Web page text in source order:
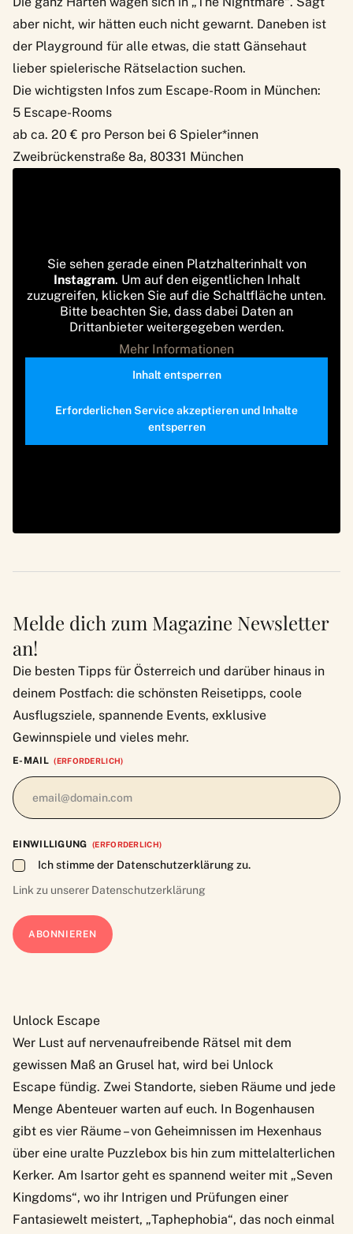
aber nicht, wir hätten euch nicht gewarnt. Daneben ist
der Playground für alle etwas, die statt Gänsehaut
lieber spielerische Rätselaction suchen.
Die wichtigsten Infos zum Escape-Room in München:
5 Escape-Rooms
ab ca. 20 € pro Person bei 6 Spieler*innen
Zweibrückenstraße 8a, 80331 München
Sie sehen gerade einen Platzhalterinhalt von
Instagram. Um auf den eigentlichen Inhalt
zuzugreifen, klicken Sie auf die Schaltfläche unten.
Bitte beachten Sie, dass dabei Daten an
Drittanbieter weitergegeben werden.
Mehr Informationen
Inhalt entsperren
Erforderlichen Service akzeptieren und Inhalte
entsperren
Melde dich zum Magazine Newsletter
an!
Die besten Tipps für Österreich und darüber hinaus in
deinem Postfach: die schönsten Reisetipps, coole
Ausflugsziele, spannende Events, exklusive
Gewinnspiele und vieles mehr.
E-MAIL (ERFORDERLICH)
EINWILLIGUNG (ERFORDERLICH)
Ich stimme der Datenschutzerklärung zu.
Link zu unserer Datenschutzerklärung
Unlock Escape
Wer Lust auf nervenaufreibende Rätsel mit dem
gewissen Maß an Grusel hat, wird bei Unlock
Escape fündig. Zwei Standorte, sieben Räume und jede
Menge Abenteuer warten auf euch. In Bogenhausen
gibt es vier Räume – von Geheimnissen im Hexenhaus
über eine uralte Puzzlebox bis hin zum mittelalterlichen
Kerker. Am Isartor geht es spannend weiter mit „Seven
Kingdoms“, wo ihr Intrigen und Prüfungen einer
Fantasiewelt meistert, „Taphephobia“, das noch einmal